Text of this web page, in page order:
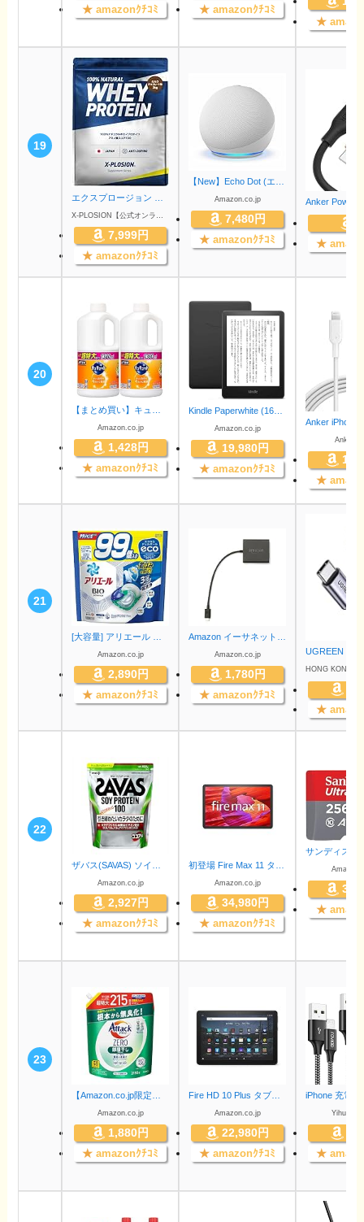
★ amazonｸﾁｺﾐ ★ amazonｸﾁｺﾐ
★
19
7,999円
★ amazonｸﾁｺﾐ
Amazon.co.jp
7,480円
★ amazonｸﾁｺﾐ ★
20
Amazon.co.jp
1,428円
★ amazonｸﾁｺﾐ
Amazon.co.jp
19,980円
★ amazonｸﾁｺﾐ
★
21
Amazon.co.jp
2,890円
★ amazonｸﾁｺﾐ
Amazon.co.jp
1,780円
★ amazonｸﾁｺﾐ
★
22
Amazon.co.jp
2,927円
★ amazonｸﾁｺﾐ
Amazon.co.jp
34,980円
★ amazonｸﾁｺﾐ
★
23
Amazon.co.jp
1,880円
★ amazonｸﾁｺﾐ
Amazon.co.jp
22,980円
★ amazonｸﾁｺﾐ ★